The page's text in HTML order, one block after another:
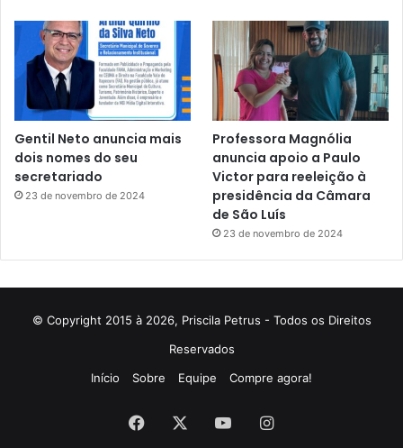
Gentil Neto anuncia mais
dois nomes do seu
secretariado
23 de novembro de 2024
Professora Magnólia
anuncia apoio a Paulo
Victor para reeleição à
presidência da Câmara
de São Luís
23 de novembro de 2024
© Copyright 2015 à 2026, Priscila Petrus - Todos os Direitos
Reservados
Início
Sobre Equipe Compre agora!
Facebook YouTubeInstagram